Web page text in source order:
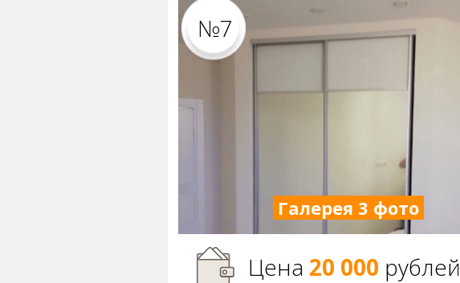
№7
Цена 20 000 рублей
Галерея 3 фото